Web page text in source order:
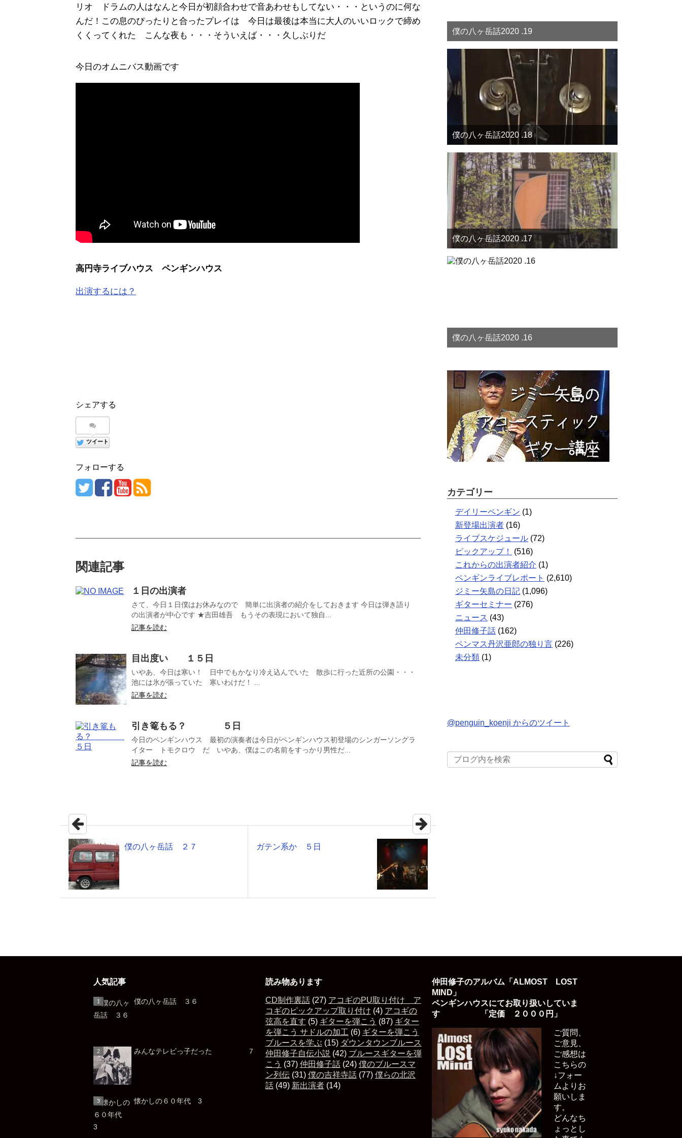
リオ ドラムの人はなんと今日が初顔合わせで音あわせもしてない・・・というのに何な
んだ！この息のぴったりと合ったプレイは 今日は最後は本当に大人のいいロックで締め
くくってくれた こんな夜も・・・そういえば・・・久しぶりだ
今日のオムニバス動画です
高円寺ライブハウス ペンギンハウス
出演するには？
シェアする
ツイート
フォローする
関連記事
１日の出演者
さて、今日１日僕はお休みなので 簡単に出演者の紹介をしておきます 今日は弾き語り
の出演者が中心です ★吉田雄吾 もうその表現において独自...
記事を読む
目出度い １５日
いやあ、今日は寒い！ 日中でもかなり冷え込んでいた 散歩に行った近所の公園・・・
池には氷が張っていた 寒いわけだ！ ...
記事を読む
引き篭もる？ ５日
今日のペンギンハウス 最初の演奏者は今日がペンギンハウス初登場のシンガーソングラ
イター トモクロウ だ いやあ、僕はこの名前をすっかり男性だ...
記事を読む
僕の八ヶ岳話 ２７ ガテン系か ５日
僕の八ヶ岳話2020 .19
僕の八ヶ岳話2020 .18
僕の八ヶ岳話2020 .17
僕の八ヶ岳話2020 .16
カテゴリー
デイリーペンギン (1)
新登場出演者 (16)
ライブスケジュール (72)
ピックアップ！
(516)
これからの出演者紹介 (1)
ペンギンライブレポート (2,610)
ジミー矢島の日記 (1,096)
ギターセミナー (276)
ニュース (43)
仲田修子話 (162)
ペンマス丹沢亜郎の独り言 (226)
未分類 (1)
@penguin_koenji からのツイート
人気記事
僕の八ヶ岳話 ３６
みんなテレビっ子だった ７
懐かしの６０年代 3
読み物あります
CD制作裏話(27) アコギのPU取り付け ア
コギのピックアップ取り付け (4) アコギの
弦高を直す (5) ギターを弾こう (87) ギター
を弾こう サドルの加工 (6) ギターを弾こう
ブルースを学ぶ (15) ダウンタウンブルース
仲田修子自伝小説 (42) ブルースギターを弾
こう (37) 仲田修子話(24) 僕のブルースマ
ン列伝(31) 僕の吉祥寺話(77) 僕らの北沢
話(49) 新出演者(14)
仲田修子のアルバム「ALMOST LOST
MIND」
ペンギンハウスにてお取り扱いしていま
す 「定価 ２０００円」
ご質問、
ご意見、
ご感想は
こちらの
↓フォー
ムよりお
願いしま
す。
どんなち
ょっとし